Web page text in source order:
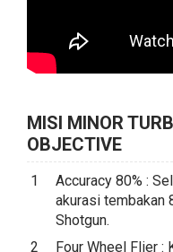
MISI MINOR
OBJECTIVE
Accuracy 80% :
akurasi tembakan
Shotgun.
Four Wheel Flier :